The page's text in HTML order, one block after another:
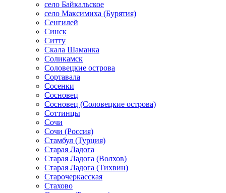
село Байкальское
село Максимиха (Бурятия)
Сенгилей
Синск
Ситту
Скала Шаманка
Соликамск
Соловецкие острова
Сортавала
Сосенки
Сосновец
Сосновец (Соловецкие острова)
Соттинцы
Сочи
Сочи (Россия)
Стамбул (Турция)
Старая Ладога
Старая Ладога (Волхов)
Старая Ладога (Тихвин)
Старочеркасская
Стахово